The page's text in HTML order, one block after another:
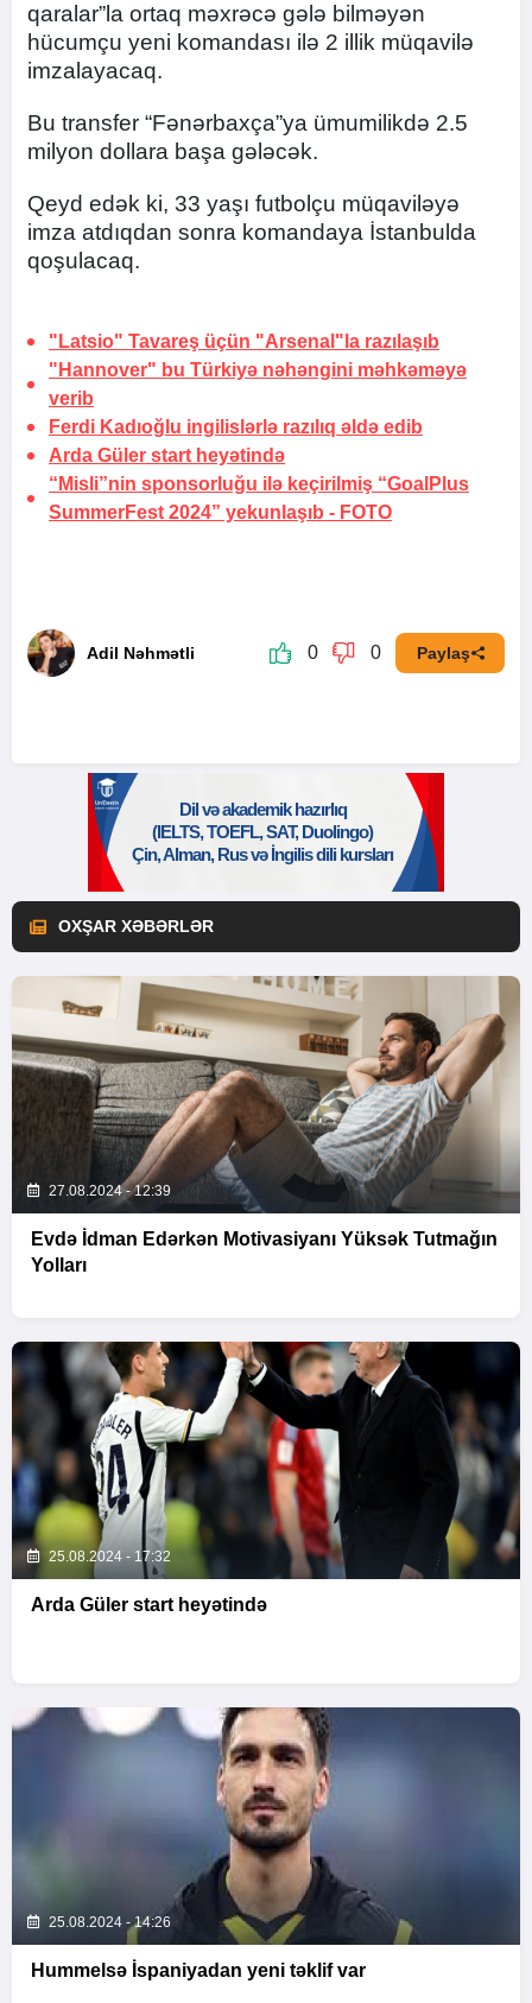
qaralar”la ortaq məxrəcə gələ bilməyən
hücumçu yeni komandası ilə 2 illik müqavilə
imzalayacaq.
Bu transfer “Fənərbaxça”ya ümumilikdə 2.5
milyon dollara başa gələcək.
Qeyd edək ki, 33 yaşı futbolçu müqaviləyə
imza atdıqdan sonra komandaya İstanbulda
qoşulacaq.
"Latsio" Tavareş üçün "Arsenal"la razılaşıb
"Hannover" bu Türkiyə nəhəngini məhkəməyə
verib
Ferdi Kadıoğlu ingilislərlə razılıq əldə edib
Arda Güler start heyətində
“Misli”nin sponsorluğu ilə keçirilmiş “GoalPlus
SummerFest 2024” yekunlaşıb - FOTO
Adil Nəhmətli 0 0 Paylaş
OXŞAR XƏBƏRLƏR
27.08.2024 - 12:39
Evdə İdman Edərkən Motivasiyanı Yüksək Tutmağın
Yolları
25.08.2024 - 17:32
Arda Güler start heyətində
25.08.2024 - 14:26
Hummelsə İspaniyadan yeni təklif var